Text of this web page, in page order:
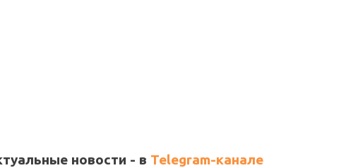
новости - в Telegram-канале